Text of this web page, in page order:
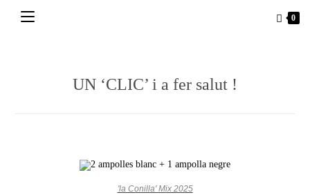
0
UN ‘CLIC’ i a fer salut !
'la Conilla' Mix 2025